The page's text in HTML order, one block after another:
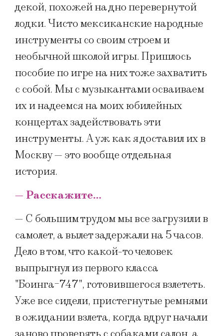
декой, похожей на дно перевернутой
лодки. Чисто мексиканские народные
инструменты со своим строем и
необычной школой игры. Пришлось
пособие по игре на них тоже захватить
с собой. Мы с музыкантами осваиваем
их и надеемся на моих юбилейных
концертах задействовать эти
инструменты. А уж как я доставил их в
Москву — это вообще отдельная
история.
— Расскажите…
— С большим трудом мы все загрузили в
самолет, а вылет задержали на 5 часов.
Дело в том, что какой-то человек
выпрыгнул из первого класса
"Боинга-747", готовившегося взлететь.
Уже все сидели, пристегнутые ремнями
в ожидании взлета, когда вдруг начали